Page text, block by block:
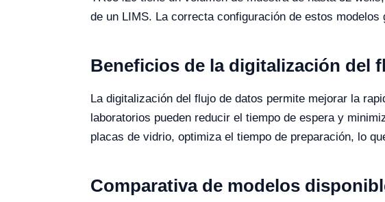
de un LIMS. La correcta configuración de estos
Beneficios de la digitalización del
La digitalización del flujo de datos permite mejorar la
laboratorios pueden reducir el tiempo de espera y
placas de vidrio, optimiza el tiempo de preparación, lo
Comparativa de modelos